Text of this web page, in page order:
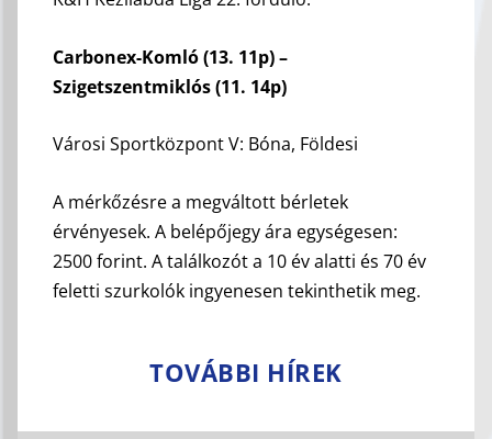
Carbonex-Komló (13. 11p) –
Szigetszentmiklós (11. 14p)
Városi Sportközpont V: Bóna, Földesi
A mérkőzésre a megváltott bérletek
érvényesek. A belépőjegy ára egységesen:
2500 forint. A találkozót a 10 év alatti és 70 év
feletti szurkolók ingyenesen tekinthetik meg.
TOVÁBBI HÍREK